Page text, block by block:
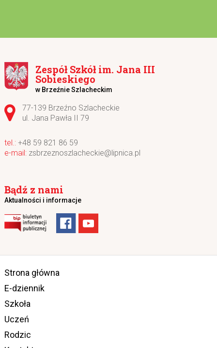
Zespół Szkół im. Jana III
Sobieskiego
w Brzeźnie Szlacheckim
Adres pocztowy:
77-139 Brzeźno Szlacheckie
ul. Jana Pawła II 79
+48 59 821 86 59
zsbrzeznoszlacheckie@lipnica.pl
Bądź z nami
Aktualności i informacje
Strona główna
E-dziennik
Szkoła
Uczeń
Rodzic